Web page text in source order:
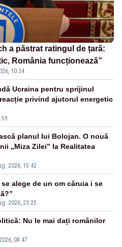
a păstrat ratingul de țară:
România funcționează”
10:34
Ucraina pentru sprijinul
privind ajutorul energetic
2026, 15:42
planul lui Bolojan. O nouă
„Miza Zilei” la Realitatea
2026, 23:25
alege de un om căruia i se
08:47
Nu le mai dați românilor